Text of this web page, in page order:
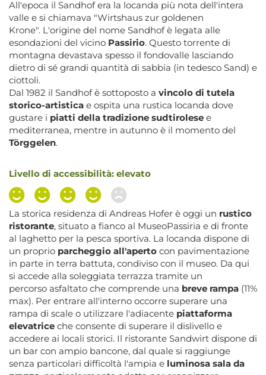
All'epoca il Sandhof era la locanda più nota dell'intera
valle e si chiamava "Wirtshaus zur goldenen
Krone". L'origine del nome Sandhof è legata alle
esondazioni del vicino Passirio. Questo torrente di
montagna devastava spesso il fondovalle lasciando
dietro di sé grandi quantità di sabbia (in tedesco Sand) e
ciottoli.
Dal 1982 il Sandhof è sottoposto a vincolo di tutela
storico-artistica e ospita una rustica locanda dove
gustare i piatti della tradizione sudtirolese e
mediterranea, mentre in autunno è il momento del
Törggelen.
Livello di accessibilità: elevato
La storica residenza di Andreas Hofer è oggi un rustico
ristorante, situato a fianco al MuseoPassiria e di fronte
al laghetto per la pesca sportiva. La locanda dispone di
un proprio parcheggio all'aperto con pavimentazione
in parte in terra battuta, condiviso con il museo. Da qui
si accede alla soleggiata terrazza tramite un
percorso asfaltato che comprende una breve rampa (11%
max). Per entrare all'interno occorre superare una
rampa di scale o utilizzare l'adiacente piattaforma
elevatrice che consente di superare il dislivello e
accedere ai locali storici. Il ristorante Sandwirt dispone di
un bar con ampio bancone, dal quale si raggiunge
senza particolari difficoltà l'ampia e luminosa sala da